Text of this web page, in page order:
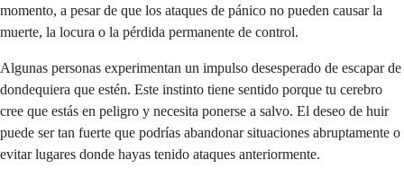
momento, a pesar de que los ataques de pánico no pueden causar la
muerte, la locura o la pérdida permanente de control.
Algunas personas experimentan un impulso desesperado de escapar de
dondequiera que estén. Este instinto tiene sentido porque tu cerebro
cree que estás en peligro y necesita ponerse a salvo. El deseo de huir
puede ser tan fuerte que podrías abandonar situaciones abruptamente o
evitar lugares donde hayas tenido ataques anteriormente.